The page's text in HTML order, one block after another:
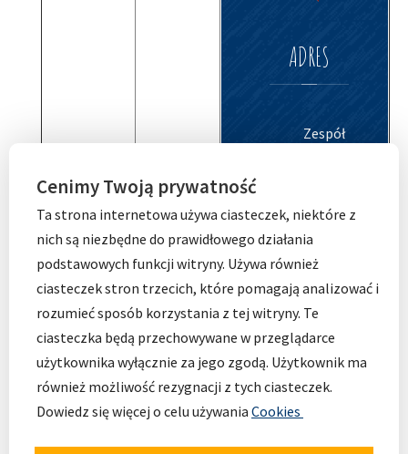
ADRES
Zespół
nr 5
ul.
Osobowicka
51-004
Wrocław
tel. 71 798 44
Cenimy Twoją prywatność
Ta strona internetowa używa ciasteczek, niektóre z
nich są niezbędne do prawidłowego działania
podstawowych funkcji witryny. Używa również
ciasteczek stron trzecich, które pomagają analizować i
rozumieć sposób korzystania z tej witryny. Te
ciasteczka będą przechowywane w przeglądarce
użytkownika wyłącznie za jego zgodą. Użytkownik ma
również możliwość rezygnacji z tych ciasteczek.
Dowiedz się więcej o celu używania Cookies